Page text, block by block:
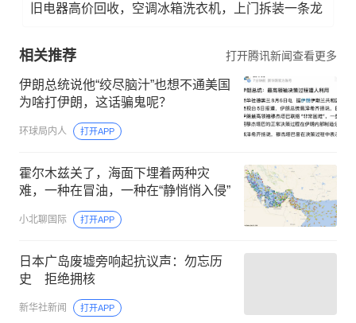
旧电器高价回收，空调冰箱洗衣机，上门拆装一条龙
相关推荐 打开腾讯新闻查看更多
伊朗总统说他“绞尽脑汁”也想不通美国
为啥打伊朗，这话骗鬼呢？
环球局内人 打开APP
霍尔木兹关了，海面下埋着两种灾
难，一种在冒油，一种在“静悄悄入侵”
小北聊国际 打开APP
日本广岛废墟旁响起抗议声：勿忘历
史 拒绝拥核
新华社新闻 打开APP